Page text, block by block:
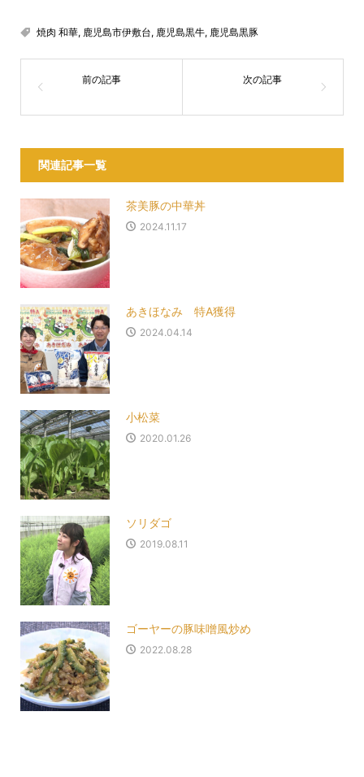
焼肉 和華, 鹿児島市伊敷台, 鹿児島黒牛, 鹿児島黒豚
関連記事一覧
茶美豚の中華丼
2024.11.17
あきほなみ 特A獲得
2024.04.14
小松菜
2020.01.26
ソリダゴ
2019.08.11
ゴーヤーの豚味噌風炒め
2022.08.28